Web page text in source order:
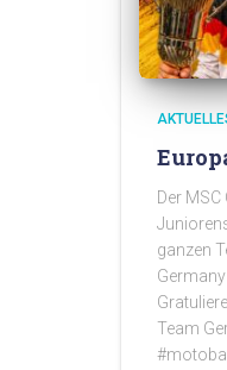
Der
ganzen
Team
#motoball